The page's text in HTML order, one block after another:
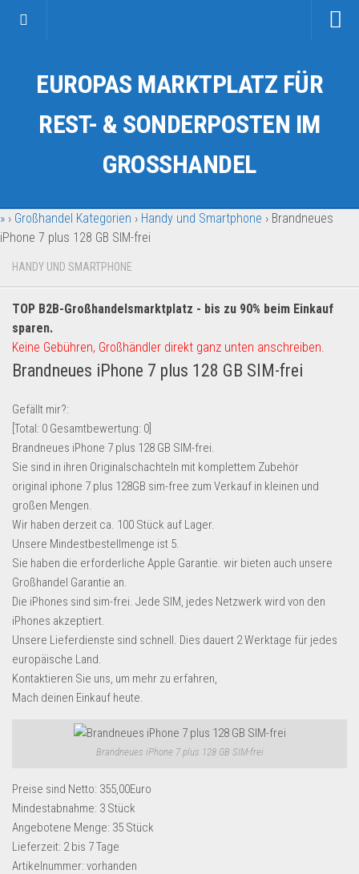
Kategorien
Auto & Motorrad
Fahrzeuge & Transport
Garten & Werkzeug
Geschäft, Büro & Schreibwaren
Geschenkartikel
Handy und Smartphone
Kosmetik & Pflege
Lebensmittel & Getränke
Multimedia & Elektro
Münzen
Spielzeug & Games
Schuhe & Accessoires
Sport & Freizeit
Uhren & Schmuck
Wohnen & Einrichten
Restposten-Angebote
Restposten für Privatpersonen
eBay Restposten kaufen
Saison & Eventprodkte
Dropshipping-Produkte
B2B Produkte
Amazon
Aldi
Lidl
EUROPAS MARKTPLATZ FÜR
REST- & SONDERPOSTEN IM
GROSSHANDEL
» › Großhandel Kategorien › Handy und Smartphone › Brandneues
iPhone 7 plus 128 GB SIM-frei
HANDY UND SMARTPHONE
TOP B2B-Großhandelsmarktplatz - bis zu 90% beim Einkauf
sparen.
Keine Gebühren, Großhändler direkt ganz unten anschreiben.
Brandneues iPhone 7 plus 128 GB SIM-frei
Gefällt mir?:
[Total: 0 Gesamtbewertung: 0
Brandneues iPhone 7 plus 128 GB SIM-frei.
Sie sind in ihren Originalschachteln mit komplettem Zubehör
original iphone 7 plus 128GB sim-free zum Verkauf in kleinen und
großen Mengen.
Wir haben derzeit ca. 100 Stück auf Lager.
Unsere Mindestbestellmenge ist 5.
Sie haben die erforderliche Apple Garantie. wir bieten auch unsere
Großhandel Garantie an.
Die iPhones sind sim-frei. Jede SIM, jedes Netzwerk wird von den
iPhones akzeptiert.
Unsere Lieferdienste sind schnell. Dies dauert 2 Werktage für jedes
europäische Land.
Kontaktieren Sie uns, um mehr zu erfahren,
Mach deinen Einkauf heute.
Brandneues iPhone 7 plus 128 GB SIM-frei
Preise sind Netto: 355,00Euro
Mindestabnahme: 3 Stück
Angebotene Menge: 35 Stück
Lieferzeit: 2 bis 7 Tage
Artikelnummer: vorhanden